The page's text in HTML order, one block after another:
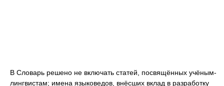
В Словарь решено не включать статей, посвящённых учёным-
лингвистам; имена языковедов, внёсших вклад в разработку